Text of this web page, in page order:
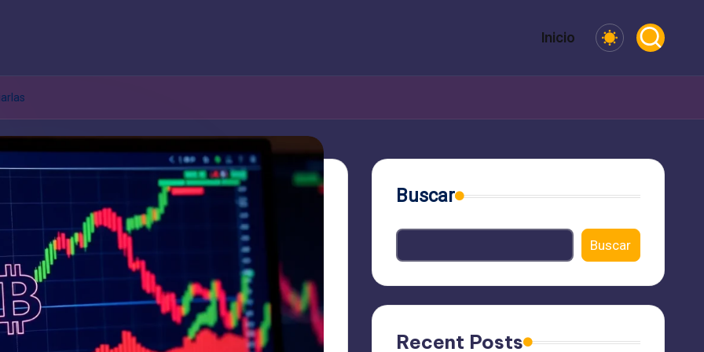
Inicio
Buscar
Buscar
Recent Posts